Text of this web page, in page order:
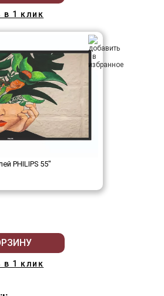
в 1 клик
PHILIPS 55"
в 1 клик